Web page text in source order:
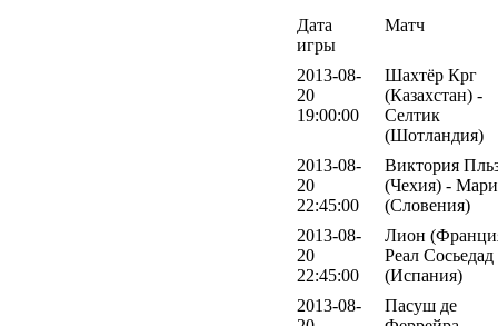
Дата
игры
Матч
2013-08-
20
19:00:00
Шахтёр Крг
(Казахстан) -
Селтик
(Шотландия)
2013-08-
20
22:45:00
Виктория
(Чехия) -
(Словения)
2013-08-
20
22:45:00
Лион
Реал Сосьедад
(Испания)
2013-08-
Пасуш де